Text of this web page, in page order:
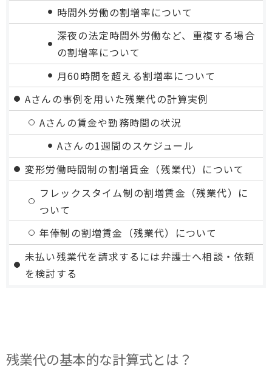
時間外労働の割増率について
深夜の法定時間外労働など、重複する場合
の割増率について
月60時間を超える割増率について
Aさんの事例を用いた残業代の計算実例
Aさんの賃金や勤務時間の状況
Aさんの1週間のスケジュール
変形労働時間制の割増賃金（残業代）について
フレックスタイム制の割増賃金（残業代）に
ついて
年俸制の割増賃金（残業代）について
未払い残業代を請求するには弁護士へ相談・依頼
を検討する
残業代の基本的な計算式とは？